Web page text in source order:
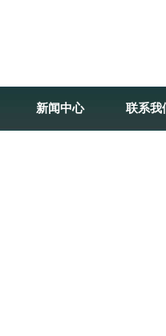
新闻中心 联系我